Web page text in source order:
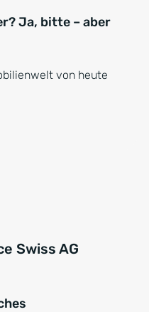
Ja, bitte – aber
von heute
Swiss AG